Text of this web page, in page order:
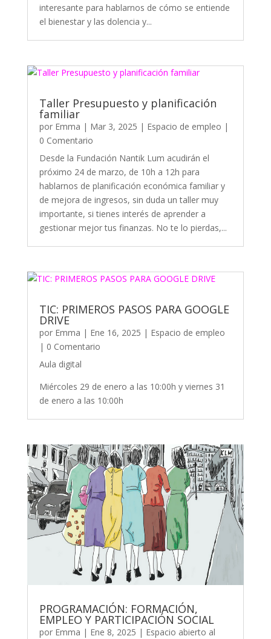
interesante para hablarnos de cómo se entiende
el bienestar y las dolencia y...
Taller Presupuesto y planificación
familiar
por Emma | Mar 3, 2025 | Espacio de empleo |
0 Comentario
Desde la Fundación Nantik Lum acudirán el
próximo 24 de marzo, de 10h a 12h para
hablarnos de planificación económica familiar y
de mejora de ingresos, sin duda un taller muy
importante, si tienes interés de aprender a
gestionar mejor tus finanzas. No te lo pierdas,...
TIC: PRIMEROS PASOS PARA GOOGLE
DRIVE
por Emma | Ene 16, 2025 | Espacio de empleo
| 0 Comentario
Aula digital
Miércoles 29 de enero a las 10:00h y viernes 31
de enero a las 10:00h
PROGRAMACIÓN: FORMACIÓN,
EMPLEO Y PARTICIPACIÓN SOCIAL
por Emma | Ene 8, 2025 | Espacio abierto al